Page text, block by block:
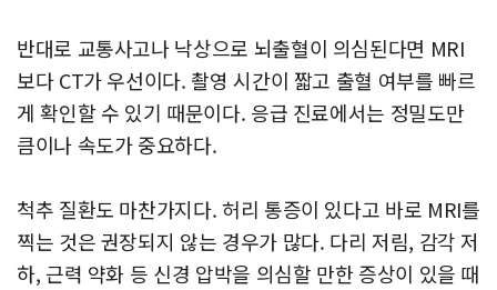
반대로 교통사고나 낙상으로 뇌출혈이 의심된다면 MRI
보다 CT가 우선이다. 촬영 시간이 짧고 출혈 여부를 빠르
게 확인할 수 있기 때문이다. 응급 진료에서는 정밀도만
큼이나 속도가 중요하다.
척추 질환도 마찬가지다. 허리 통증이 있다고 바로 MRI를
찍는 것은 권장되지 않는 경우가 많다. 다리 저림, 감각 저
하, 근력 약화 등 신경 압박을 의심할 만한 증상이 있을 때